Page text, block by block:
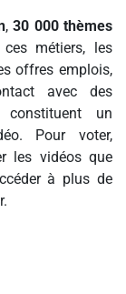
,30 000 thèmes
métiers, les
offres emplois,
avec des
constituent un
Pour voter,
les vidéos que
à plus de